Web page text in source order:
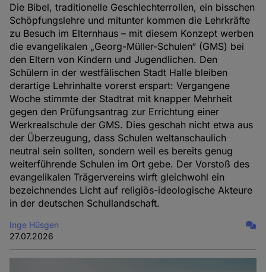
Die Bibel, traditionelle Geschlechterrollen, ein bisschen
Schöpfungslehre und mitunter kommen die Lehrkräfte
zu Besuch im Elternhaus – mit diesem Konzept werben
die evangelikalen „Georg-Müller-Schulen“ (GMS) bei
den Eltern von Kindern und Jugendlichen. Den
Schülern in der westfälischen Stadt Halle bleiben
derartige Lehrinhalte vorerst erspart: Vergangene
Woche stimmte der Stadtrat mit knapper Mehrheit
gegen den Prüfungsantrag zur Errichtung einer
Werkrealschule der GMS. Dies geschah nicht etwa aus
der Überzeugung, dass Schulen weltanschaulich
neutral sein sollten, sondern weil es bereits genug
weiterführende Schulen im Ort gebe. Der Vorstoß des
evangelikalen Trägervereins wirft gleichwohl ein
bezeichnendes Licht auf religiös-ideologische Akteure
in der deutschen Schullandschaft.
Inge Hüsgen
27.07.2026